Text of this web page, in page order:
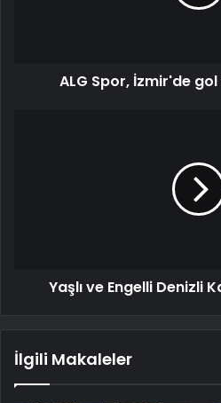
ALG Spor, İzmir'de
Yaşlı ve Engelli Denizli
İlgili Makaleler